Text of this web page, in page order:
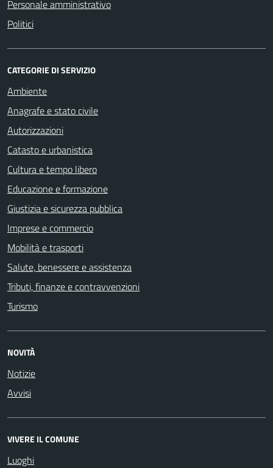
Personale amministrativo
Politici
CATEGORIE DI SERVIZIO
Ambiente
Anagrafe e stato civile
Autorizzazioni
Catasto e urbanistica
Cultura e tempo libero
Educazione e formazione
Giustizia e sicurezza pubblica
Imprese e commercio
Mobilità e trasporti
Salute, benessere e assistenza
Tributi, finanze e contravvenzioni
Turismo
NOVITÀ
Notizie
Avvisi
VIVERE IL COMUNE
Luoghi